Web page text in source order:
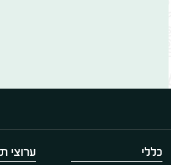
כללי ערוצי